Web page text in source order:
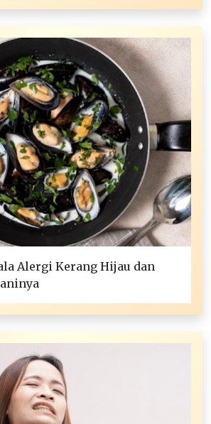
Alergi Kerang Hijau dan